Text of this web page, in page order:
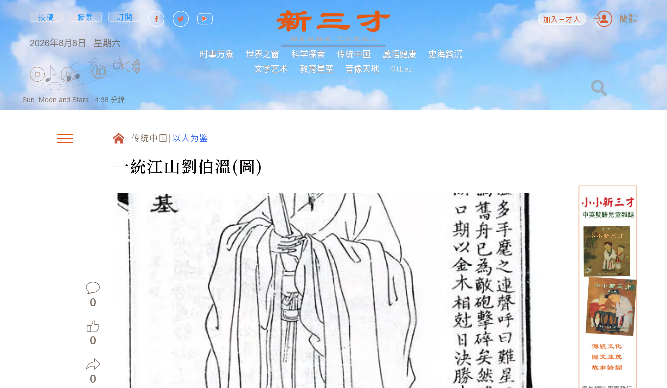
投稿 聯繫 訂閱
2026年8月8日 星期六
时事万象 世界之窗 科学探索 传统中国 感悟健康
史海鈎沉
文学艺术
教育星空 音像天地 Other
加入三才人 簡體
Sun, Moon and Stars , 4:38 分鐘
传统中国 以人为鉴
一統江山劉伯溫(圖)
0
0
0